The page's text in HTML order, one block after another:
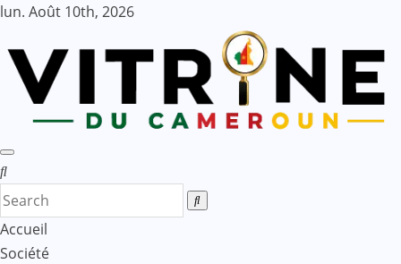
Skip
content
lun. Août 10th, 2026
Accueil
Société